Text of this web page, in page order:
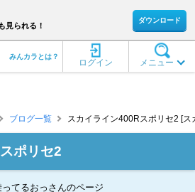
見られる！
ダウンロード
メニュー
ログイン
みんカラとは？
ブログ一覧 スカイライン400Rスポリセ2 [
ポリセ2
てるおっさんのページ